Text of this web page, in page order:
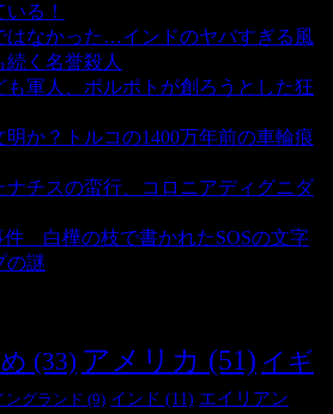
る！
はなかった…インドのヤバすぎる風
く名誉殺人
も軍人、ポルポトが創ろうとした狂
か？トルコの1400万年前の車輪痕
ナチスの蛮行、コロニアディグニダ
件 白樺の枝で書かれたSOSの文字
の謎
(33) アメリカ (51) イギ
ングランド (9) インド (11) エイリアン